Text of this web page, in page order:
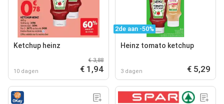
Ketchup heinz
10 dagen
€ 3,88
€ 1,94
2de aan -50%
Heinz tomato ketchup
3 dagen € 5,29